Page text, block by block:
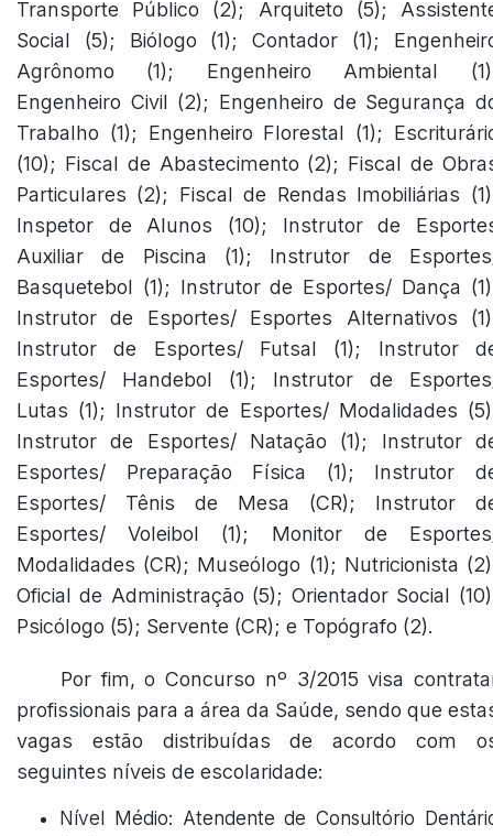
Transporte Público (2); Arquiteto (5);
Social (5); Biólogo (1); Contador (1);
Agrônomo (1); Engenheiro Ambiental
Engenheiro Civil (2); Engenheiro de Segurança
Trabalho (1); Engenheiro Florestal (1);
(10); Fiscal de Abastecimento (2); Fiscal de
Particulares (2); Fiscal de Rendas Imobiliárias
Inspetor de Alunos (10); Instrutor de
Auxiliar de Piscina (1); Instrutor de
Basquetebol (1); Instrutor de Esportes/ Dança
Instrutor de Esportes/ Esportes Alternativos
Instrutor de Esportes/ Futsal (1); Instrutor
Esportes/ Handebol (1); Instrutor de
Lutas (1); Instrutor de Esportes/ Modalidades
Instrutor de Esportes/ Natação (1); Instrutor
Esportes/ Preparação Física (1); Instrutor
Esportes/ Tênis de Mesa (CR); Instrutor
Esportes/ Voleibol (1); Monitor de
Modalidades (CR); Museólogo (1); Nutricionista
Oficial de Administração (5); Orientador Social
Psicólogo (5); Servente (CR); e Topógrafo (2).
Por fim, o Concurso nº 3/2015 visa
profissionais para a área da Saúde, sendo que
vagas estão distribuídas de acordo com
seguintes níveis de escolaridade:
Nível Médio: Atendente de Consultório